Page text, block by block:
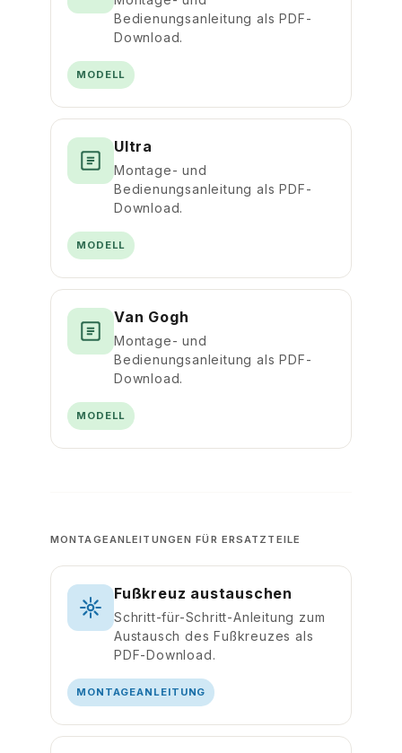
Bedienungsanleitung als PDF-
Download.
MODELL
Ultra
Montage- und
Bedienungsanleitung als PDF-
Download.
MODELL
Van Gogh
Montage- und
Bedienungsanleitung als PDF-
Download.
MODELL
MONTAGEANLEITUNGEN FÜR ERSATZTEILE
Fußkreuz austauschen
Schritt-für-Schritt-Anleitung zum
Austausch des Fußkreuzes als
PDF-Download.
MONTAGEANLEITUNG